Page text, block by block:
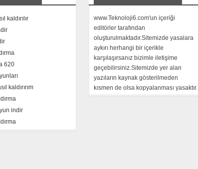
kaldırılır
620
kaldırırım
indir
www.Teknoloji6.com'un içeriği
editörler tarafından
oluşturulmaktadır.Sitemizde yasalara
aykırı herhangi bir içerikle
karşılaşırsanız bizimle iletişime
geçebilirsiniz.Sitemizde yer alan
yazıların kaynak gösterilmeden
kısmen de olsa kopyalanması yasaktır.